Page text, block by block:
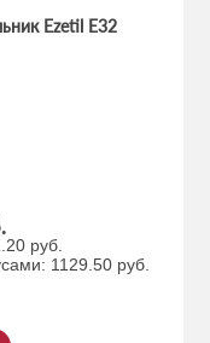
Ezetil E32
руб.
1129.50 руб.